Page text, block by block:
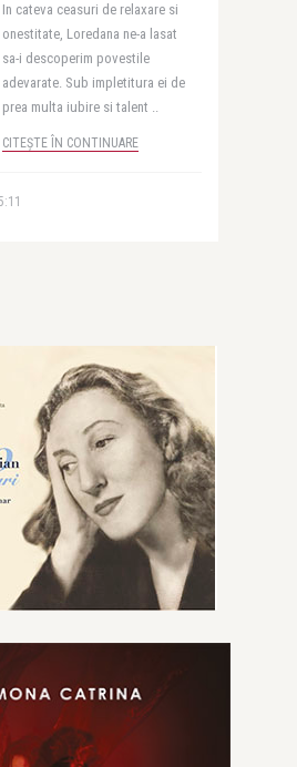
In cateva ceasuri de relaxare si
onestitate, Loredana ne-a lasat
sa-i descoperim povestile
adevarate. Sub impletitura ei de
prea multa iubire si talent ..
CITEȘTE ÎN CONTINUARE